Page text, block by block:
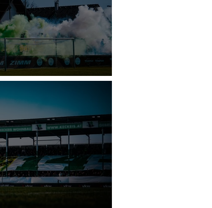
Austria Amateure